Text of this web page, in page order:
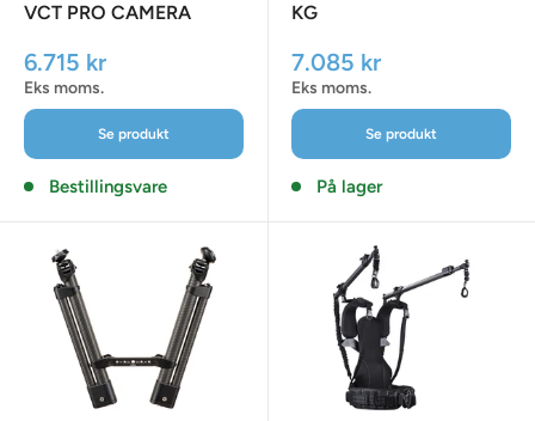
VCT PRO CAMERA
Udsalgspris
6.715 kr
Eks moms.
Se produkt
Bestillingsvare
KG
Udsalgspris
7.085 kr
Eks moms.
Se produkt
På lager